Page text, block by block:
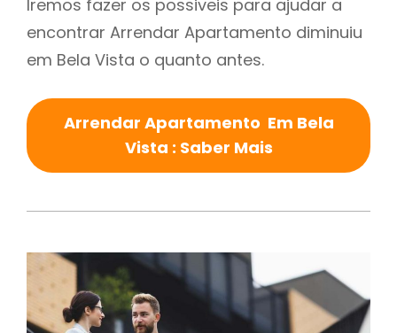
Iremos fazer os possiveis para ajudar a
encontrar Arrendar Apartamento diminuiu
em Bela Vista o quanto antes.
Arrendar Apartamento Em Bela
Vista : Saber Mais